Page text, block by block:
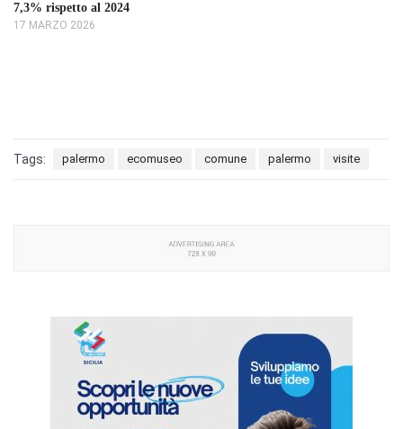
7,3% rispetto al 2024
17 MARZO 2026
Tags: palermo ecomuseo comune palermo visite